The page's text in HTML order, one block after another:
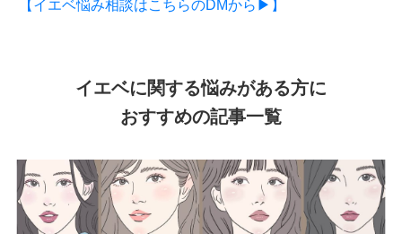
【イエベ悩み相談はこちらのDMから▶】
イエベに関する悩みがある方に
おすすめの記事一覧